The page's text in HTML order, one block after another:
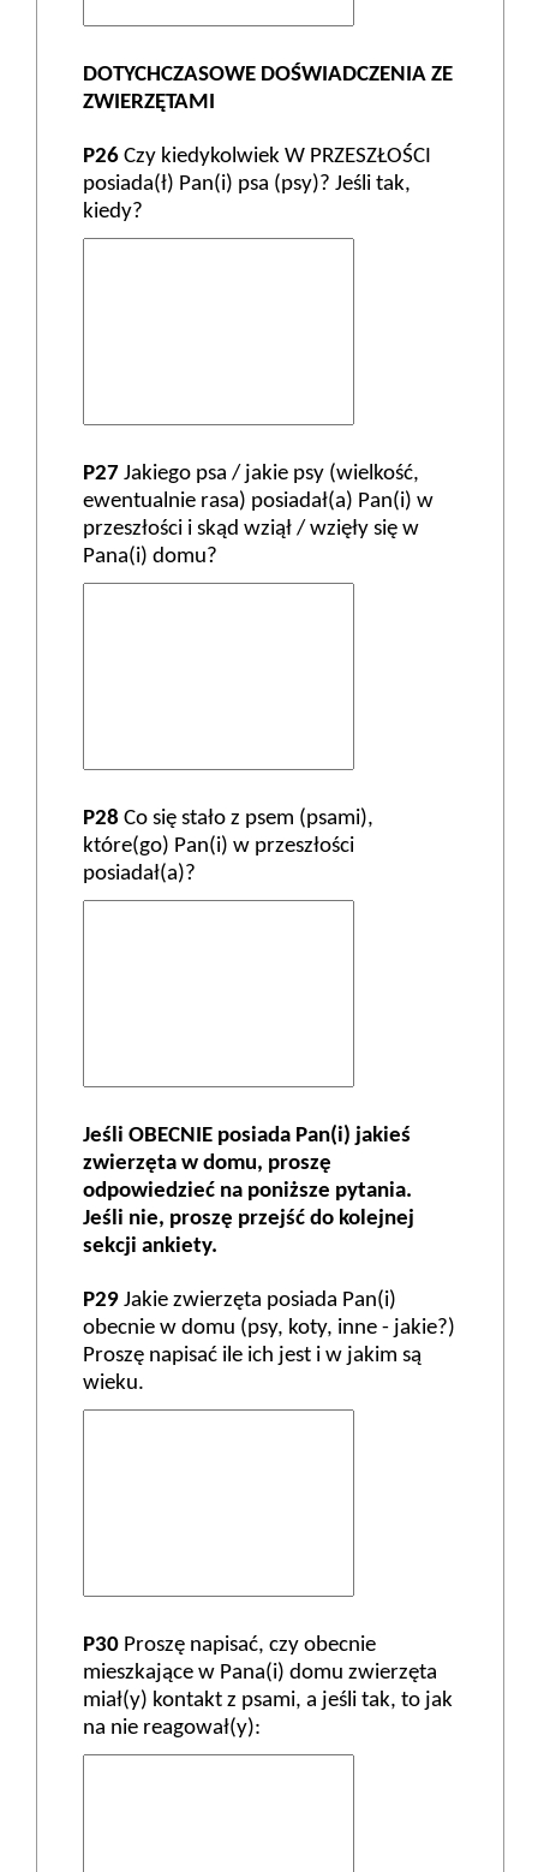
DOTYCHCZASOWE DOŚWIADCZENIA ZE
ZWIERZĘTAMI
P26 Czy kiedykolwiek W PRZESZŁOŚCI
posiada(ł) Pan(i) psa (psy)? Jeśli tak,
kiedy?
P27 Jakiego psa / jakie psy (wielkość,
ewentualnie rasa) posiadał(a) Pan(i) w
przeszłości i skąd wziął / wzięły się w
Pana(i) domu?
P28 Co się stało z psem (psami),
które(go) Pan(i) w przeszłości
posiadał(a)?
Jeśli OBECNIE posiada Pan(i) jakieś
zwierzęta w domu, proszę
odpowiedzieć na poniższe pytania.
Jeśli nie, proszę przejść do kolejnej
sekcji ankiety.
P29 Jakie zwierzęta posiada Pan(i)
obecnie w domu (psy, koty, inne - jakie?)
Proszę napisać ile ich jest i w jakim są
wieku.
P30 Proszę napisać, czy obecnie
mieszkające w Pana(i) domu zwierzęta
miał(y) kontakt z psami, a jeśli tak, to jak
na nie reagował(y):